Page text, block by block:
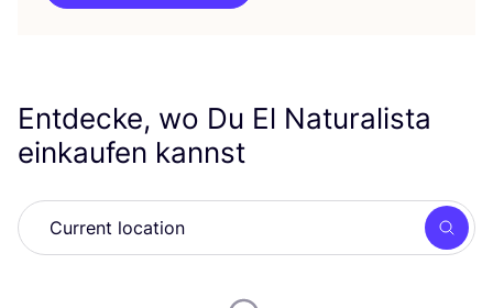
Entdecke, wo Du El Naturalista
einkaufen kannst